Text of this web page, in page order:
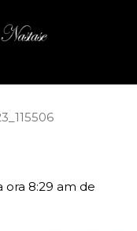
ora 8:29 am de